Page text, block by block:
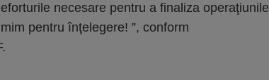
necesare pentru a finaliza operaţiunile
pentru înţelegere! ”, conform